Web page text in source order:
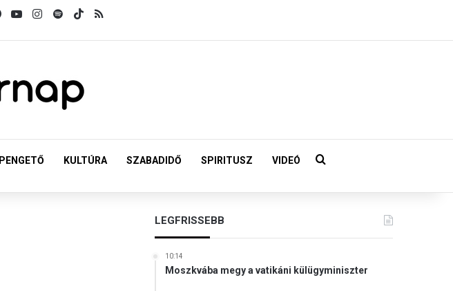
FacebookYouTubeInstagram
SpotifyTikTok
PENGETŐ KULTÚRA SZABADIDŐ SPIRITUSZ VIDEÓ Keresés:
LEGFRISSEBB
10:14
Moszkvába megy a vatikáni külügyminiszter